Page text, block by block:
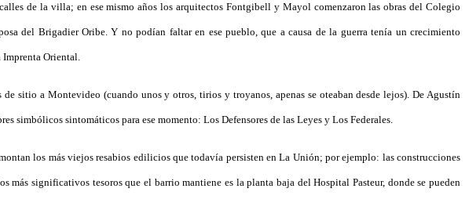
de la villa; en ese mismo años los arquitectos Fontgibell y Mayol comenzaron las obras del Colegio
del Brigadier Oribe. Y no podían faltar en ese pueblo, que a causa de la guerra tenía un crecimiento
Imprenta Oriental.
sitio a Montevideo (cuando unos y otros, tirios y troyanos, apenas se oteaban desde lejos). De Agustín
simbólicos sintomáticos para ese momento: Los Defensores de las Leyes y Los Federales.
los más viejos resabios edilicios que todavía persisten en La Unión; por ejemplo: las construcciones
significativos tesoros que el barrio mantiene es la planta baja del Hospital Pasteur, donde se pueden